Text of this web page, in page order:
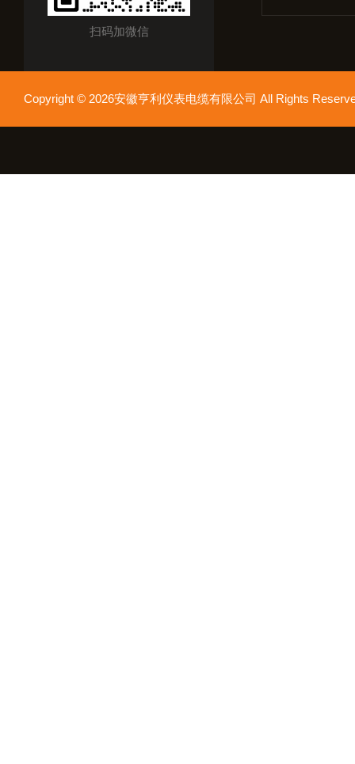
扫码加微信
Copyright © 2026安徽亨利仪表电缆有限公司 All Rights